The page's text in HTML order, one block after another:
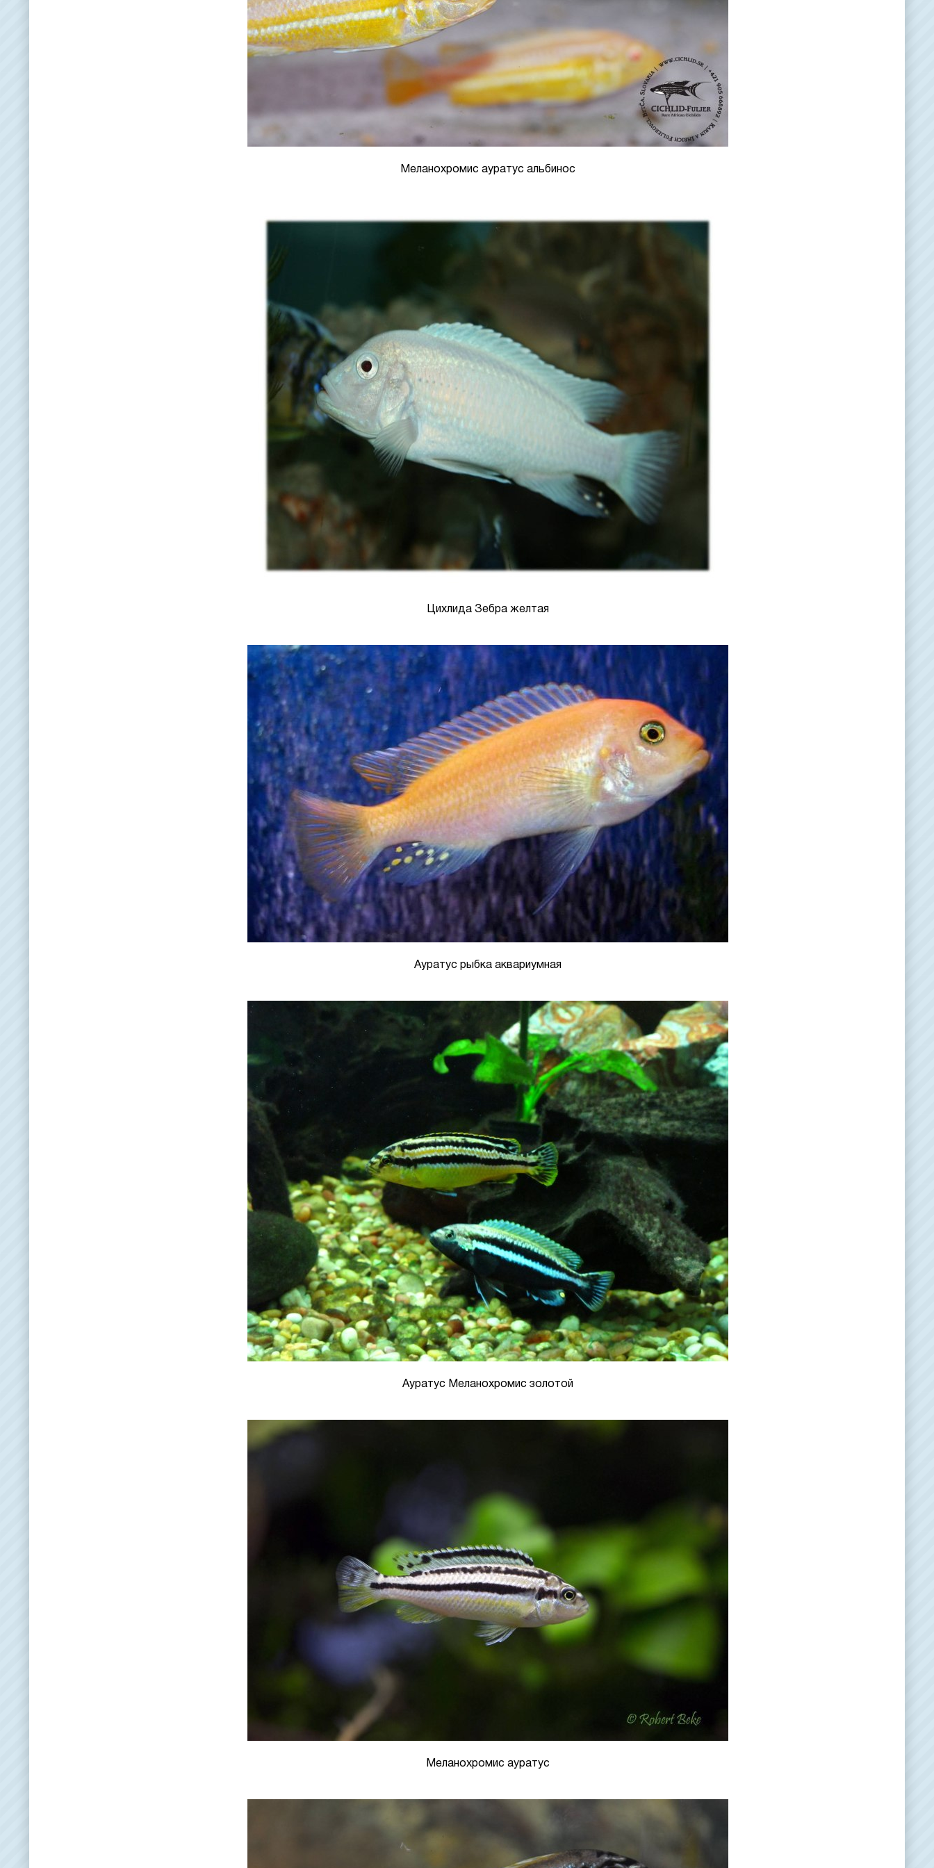
Меланохромис ауратус альбинос
Цихлида Зебра желтая
Ауратус рыбка аквариумная
Ауратус Меланохромис золотой
Меланохромис ауратус